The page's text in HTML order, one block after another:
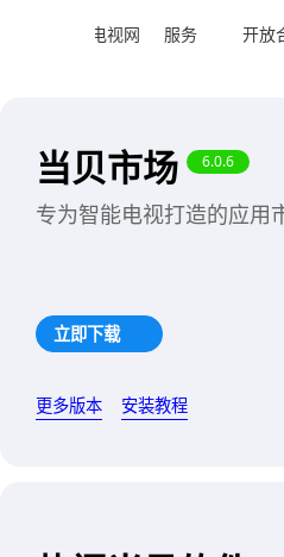
智能电视网 服务 开放
当贝市场 6.0.6
专为智能电视打造的应用
立即下载
更多版本 安装教程